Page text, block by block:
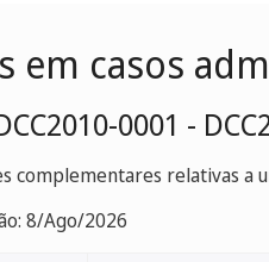
em casos
0001 -
complementares relativas a
8/Ago/2026